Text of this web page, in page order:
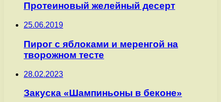
Протеиновый желейный десерт
25.06.2019
Пирог с яблоками и меренгой на
творожном тесте
28.02.2023
Закуска «Шампиньоны в беконе»